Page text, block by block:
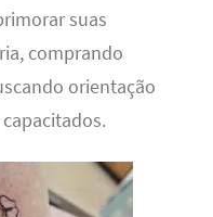
suas
comprando
orientação